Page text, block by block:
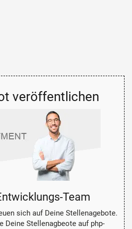
veröffentlichen
Team
sich auf Deine Stellenagebote.
Deine Stellenagbeote auf php-